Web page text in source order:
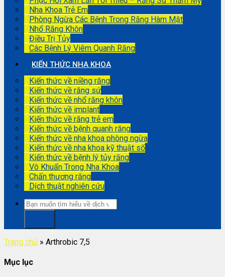
Nha Khoa Trẻ Em
Phòng Ngừa Các Bệnh Trong Răng Hàm Mặt
Nhổ Răng Khôn
Điều Trị Tủy
Các Bệnh Lý Viêm Quanh Răng
KIẾN THỨC NHA KHOA
Kiến thức về niềng răng
Kiến thức về răng sứ
Kiến thức về nhổ răng khôn
Kiến thức về implant
Kiến thức về răng trẻ em
Kiến thức về bệnh quanh răng
Kiến thức về nha khoa phòng ngừa
Kiến thức về nha khoa kỹ thuật số
Kiến thức về bệnh lý tủy răng
Vô Khuẩn Trong Nha Khoa
Chấn thương răng
Dịch thuật nghiên cứu
Trang chủ » Arthrobic 7,5
Mục lục